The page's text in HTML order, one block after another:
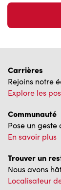
Carrières
Rejoins notre
Explore les
Communauté
Pose un
En savoir plus
Trouver un
Nous avons
Localisateur